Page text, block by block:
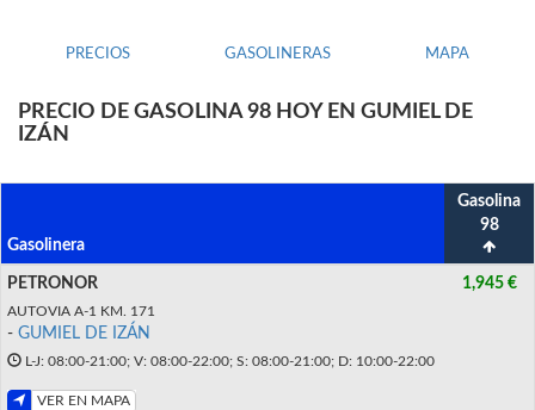
PRECIOS GASOLINERAS MAPA
PRECIO DE GASOLINA 98 HOY EN GUMIEL DE
IZÁN
Gasolinera
Gasolina
98
PETRONOR
AUTOVIA A-1 KM. 171
- GUMIEL DE IZÁN
L-J: 08:00-21:00; V: 08:00-22:00; S: 08:00-21:00; D: 10:00-22:00
VER EN MAPA
1,945 €